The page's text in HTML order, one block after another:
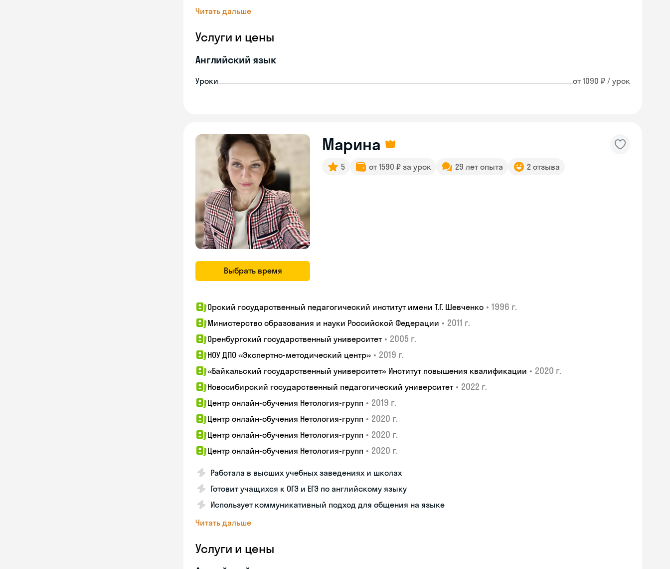
Читать дальше
Услуги и цены
Английский язык
Уроки от 1090 ₽ / урок
Выбрать время
Марина
5 от 1590 ₽ за урок 29 лет опыта 2 отзыва
Орский государственный педагогический институт имени Т.Г. Шевченко • 1996 г.
Министерство образования и науки Российской Федерации • 2011 г.
Оренбургский государственный университет • 2005 г.
НОУ ДПО «Экспертно-методический центр» • 2019 г.
«Байкальский государственный университет» Институт повышения квалификации • 2020 г.
Новосибирский государственный педагогический университет • 2022 г.
Центр онлайн-обучения Нетология-групп • 2019 г.
Центр онлайн-обучения Нетология-групп • 2020 г.
Центр онлайн-обучения Нетология-групп • 2020 г.
Центр онлайн-обучения Нетология-групп • 2020 г.
Работала в высших учебных заведениях и школах
Готовит учащихся к ОГЭ и ЕГЭ по английскому языку
Использует коммуникативный подход для общения на языке
Читать дальше
Услуги и цены